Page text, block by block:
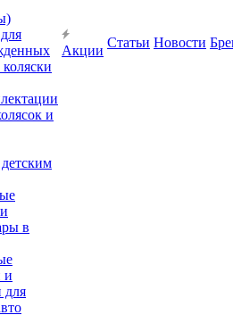
и
в
и
для
Акции
Статьи Новости